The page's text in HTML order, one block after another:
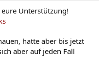
Unterstützung!
hatte aber bis jetzt
aber auf jeden Fall